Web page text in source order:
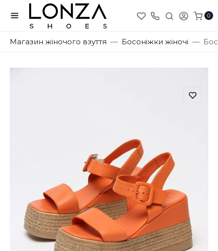
0
Магазин жіночого взуття Босоніжки жіночі